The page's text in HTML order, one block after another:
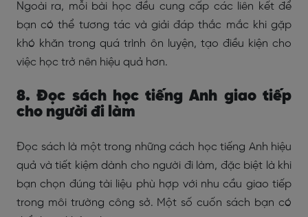
Ngoài ra, mỗi bài học đều cung cấp các liên kết để
bạn có thể tương tác và giải đáp thắc mắc khi gặp
khó khăn trong quá trình ôn luyện, tạo điều kiện cho
việc học trở nên hiệu quả hơn.
8. Đọc sách học tiếng Anh giao tiếp
cho người đi làm
Đọc sách là một trong những cách học tiếng Anh hiệu
quả và tiết kiệm dành cho người đi làm, đặc biệt là khi
bạn chọn đúng tài liệu phù hợp với nhu cầu giao tiếp
trong môi trường công sở. Một số cuốn sách bạn có